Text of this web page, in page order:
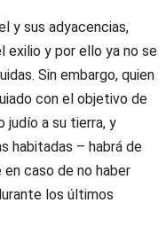
y sus adyacencias,
exilio y por ello ya no se
Sin embargo, quien
con el objetivo de
judío a su tierra, y
habitadas – habrá de
caso de no haber
los últimos